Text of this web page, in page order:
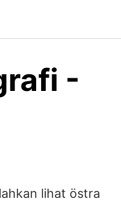
-
lihat östra